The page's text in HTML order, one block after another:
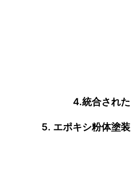
4.統合された
5. エポキシ粉体塗装